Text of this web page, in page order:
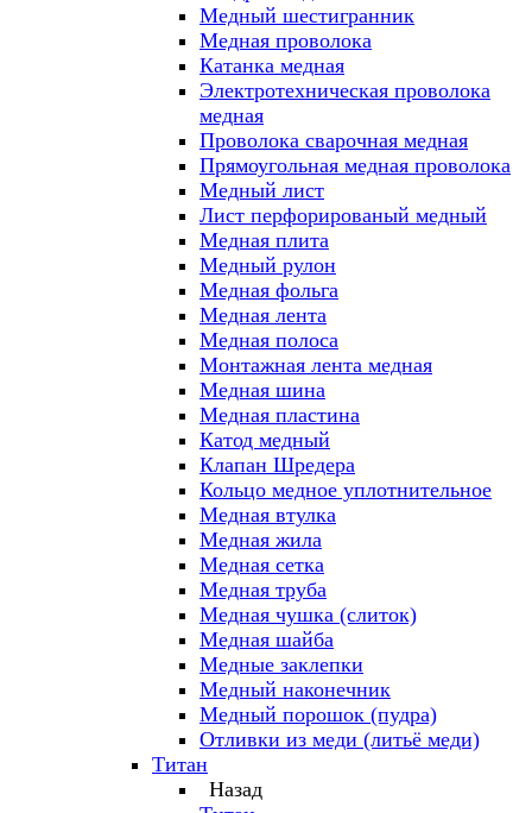
Медный шестигранник
Медная проволока
Катанка медная
Электротехническая проволока
медная
Проволока сварочная медная
Прямоугольная медная проволока
Медный лист
Лист перфорированый медный
Медная плита
Медный рулон
Медная фольга
Медная лента
Медная полоса
Монтажная лента медная
Медная шина
Медная пластина
Катод медный
Клапан Шредера
Кольцо медное уплотнительное
Медная втулка
Медная жила
Медная сетка
Медная труба
Медная чушка (слиток)
Медная шайба
Медные заклепки
Медный наконечник
Медный порошок (пудра)
Отливки из меди (литьё меди)
Титан
Назад